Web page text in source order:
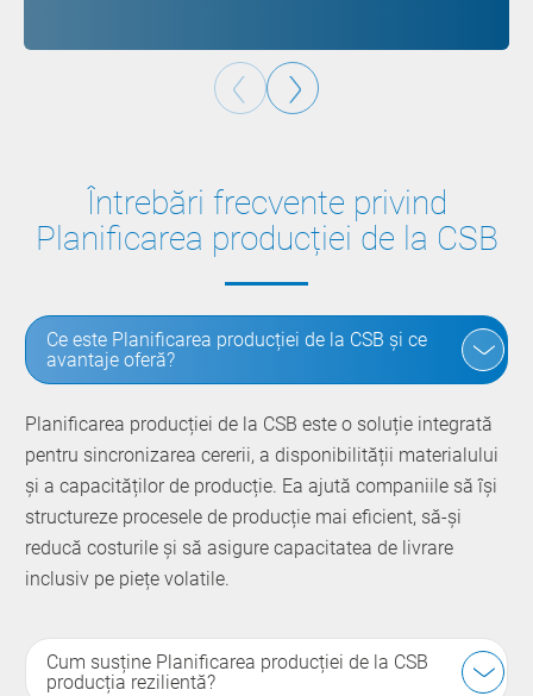
Întrebări frecvente privind
Planificarea producției de la CSB
Ce este Planificarea producției de la CSB și ce
avantaje oferă?
Planificarea producției de la CSB este o soluție integrată
pentru sincronizarea cererii, a disponibilității materialului
și a capacităților de producție. Ea ajută companiile să își
structureze procesele de producție mai eficient, să-și
reducă costurile și să asigure capacitatea de livrare
inclusiv pe piețe volatile.
Cum susține Planificarea producției de la CSB
producția rezilientă?